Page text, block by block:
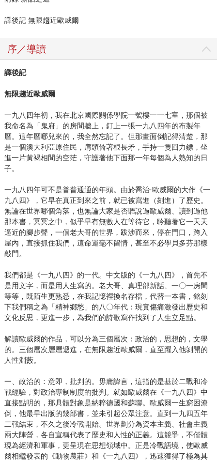
譯後記 無限趨近歐威爾
序／導讀
譯後記
無限趨近歐威爾
一九八四年初，我在北京國際關係學院一號樓一一七室，那個被
我命名為「鬼府」的房間牆上，釘上一張一九八四年的布製年
曆。這年曆哪兒來的，我全然忘記了。但那畫面倒記得清楚，那
是一個澳大利亞原住民，肩頭倚著根長矛，手持一隻回力鏢，坐
進一片黃褐相間的空茫，守護著他下面那一年每個為人熟知的日
子。
一九八四年可不是普普通通的年頭。由於喬治·歐威爾的大作《一
九八四》，它早在真正到來之前，就已被寫進（刻進）了歷史。
無論在世界哪個角落，也無論大家是否聽說過歐威爾、讀到過他
那本書，冥冥之中，似乎早有無數人在等待它，聆聽著它一天天
逼近的腳步聲，一個老大哥的世界，跋涉而來，停在門口，跨入
屋內，直接抓住我們，這命運毫不留情，甚至不必學貝多芬那樣
敲門。
我們都是《一九八四》的一代。中文版的《一九八四》，首先不
是用文字，而是用人生寫的。老大哥、真理部新話、一〇一房間
等等，既陌生更熟悉，在我記憶裡換名存檔，代替一本書，銘刻
下我們稱之為「精神鄉愁」的八〇年代：現實傷痛激發出歷史和
文化反思，更進一步，為我們的詩歌寫作找到了人生立足點。
解讀歐威爾的作品，可以分為三個層次：政治的，思想的，文學
的。三個層次層層遞進，在無限趨近歐威爾，直至躍入他剝開的
人性淵藪。
一、政治的：意即，批判的。毋庸諱言，這指的是基於二戰和冷
戰經驗，對政治專制制度的批判。就如歐威爾在《一九八四》中
直接點明的，那具體對象是納粹德國和蘇聯。歐威爾一生窮困潦
倒，他最早出版的幾部書，並未引起公眾注意。直到一九四五年
二戰結束，不久之後冷戰開始。世界劃分為資本主義、社會主義
兩大陣營，各自宣稱代表了歷史和人性的正義。這競爭，不僅體
現為經濟和軍事，更呈現在思想領域中。正是冷戰語境，使歐威
爾相繼發表的《動物農莊》和《一九八四》，迅速獲得了極為具